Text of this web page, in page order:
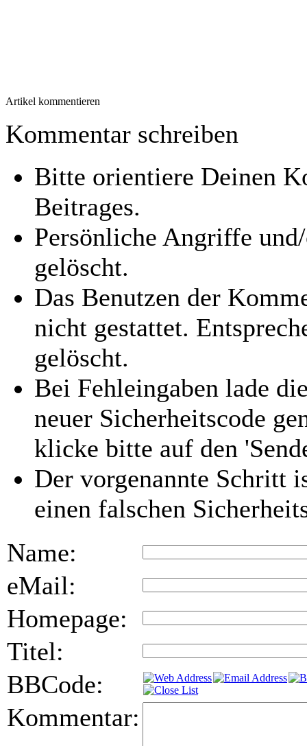
Artikel kommentieren
Kommentar schreiben
Bitte orientiere Deinen
Beitrages.
Persönliche Angriffe
gelöscht.
Das Benutzen der
nicht gestattet.
gelöscht.
Bei Fehleingaben lade
neuer Sicherheitscode
klicke bitte auf den
Der vorgenannte Schritt
einen falschen
Name:
eMail:
Homepage:
Titel:
BBCode:
Kommentar: